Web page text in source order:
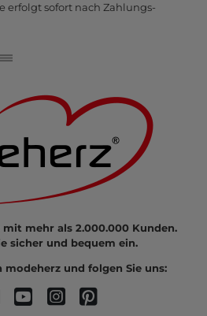
er­folgt sofort nach Zahlungs­
mehr als 2.000.000 Kunden.
sicher und bequem ein.
modeherz und folgen Sie uns: